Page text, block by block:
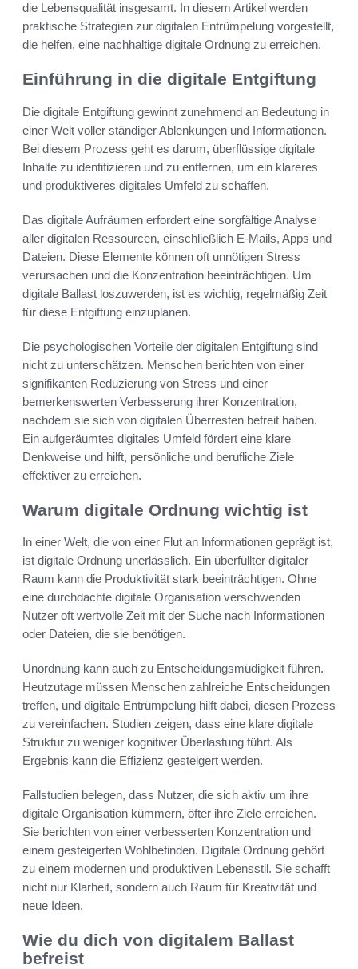
die Lebensqualität insgesamt. In diesem Artikel werden
praktische Strategien zur digitalen Entrümpelung vorgestellt,
die helfen, eine nachhaltige digitale Ordnung zu erreichen.
Einführung in die digitale Entgiftung
Die digitale Entgiftung gewinnt zunehmend an Bedeutung in
einer Welt voller ständiger Ablenkungen und Informationen.
Bei diesem Prozess geht es darum, überflüssige digitale
Inhalte zu identifizieren und zu entfernen, um ein klareres
und produktiveres digitales Umfeld zu schaffen.
Das digitale Aufräumen erfordert eine sorgfältige Analyse
aller digitalen Ressourcen, einschließlich E-Mails, Apps und
Dateien. Diese Elemente können oft unnötigen Stress
verursachen und die Konzentration beeinträchtigen. Um
digitale Ballast loszuwerden, ist es wichtig, regelmäßig Zeit
für diese Entgiftung einzuplanen.
Die psychologischen Vorteile der digitalen Entgiftung sind
nicht zu unterschätzen. Menschen berichten von einer
signifikanten Reduzierung von Stress und einer
bemerkenswerten Verbesserung ihrer Konzentration,
nachdem sie sich von digitalen Überresten befreit haben.
Ein aufgeräumtes digitales Umfeld fördert eine klare
Denkweise und hilft, persönliche und berufliche Ziele
effektiver zu erreichen.
Warum digitale Ordnung wichtig ist
In einer Welt, die von einer Flut an Informationen geprägt ist,
ist digitale Ordnung unerlässlich. Ein überfüllter digitaler
Raum kann die Produktivität stark beeinträchtigen. Ohne
eine durchdachte digitale Organisation verschwenden
Nutzer oft wertvolle Zeit mit der Suche nach Informationen
oder Dateien, die sie benötigen.
Unordnung kann auch zu Entscheidungsmüdigkeit führen.
Heutzutage müssen Menschen zahlreiche Entscheidungen
treffen, und digitale Entrümpelung hilft dabei, diesen Prozess
zu vereinfachen. Studien zeigen, dass eine klare digitale
Struktur zu weniger kognitiver Überlastung führt. Als
Ergebnis kann die Effizienz gesteigert werden.
Fallstudien belegen, dass Nutzer, die sich aktiv um ihre
digitale Organisation kümmern, öfter ihre Ziele erreichen.
Sie berichten von einer verbesserten Konzentration und
einem gesteigerten Wohlbefinden. Digitale Ordnung gehört
zu einem modernen und produktiven Lebensstil. Sie schafft
nicht nur Klarheit, sondern auch Raum für Kreativität und
neue Ideen.
Wie du dich von digitalem Ballast
befreist